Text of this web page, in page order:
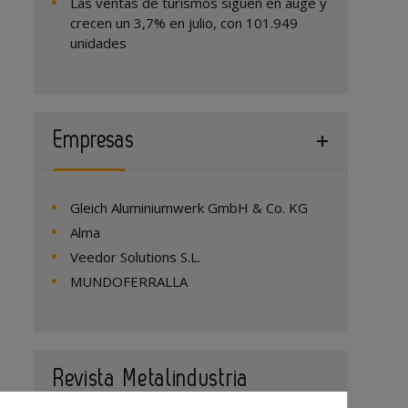
crecen un 3,7% en julio, con 101.949
unidades
Empresas
Gleich Aluminiumwerk GmbH & Co. KG
Alma
Veedor Solutions S.L.
MUNDOFERRALLA
Revista Metalindustria